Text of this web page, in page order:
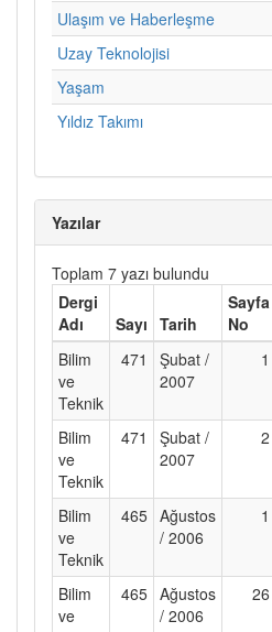
Ulaşım ve Haberleşme
Uzay Teknolojisi
Yaşam
Yıldız Takımı
Yazılar
Toplam 7 yazı bulundu
Dergi
Adı
Sayı Tarih
Sayfa
No
Bilim
ve
Teknik
471
Şubat /
2007
1
Bilim
ve
Teknik
471
Şubat /
2007
2
Bilim
ve
Teknik
465 Ağustos
/ 2006
1
Bilim
ve
465 Ağustos
/ 2006
26